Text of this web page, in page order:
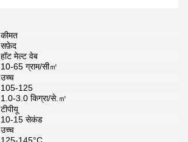
कीमत
सफ़ेद
हॉट मेल्ट वेब
10-65 ग्राम/सी㎡
उच्च
105-125
1.0-3.0 किग्रा/से.㎡
टीपीयू
10-15 सेकंड
उच्च